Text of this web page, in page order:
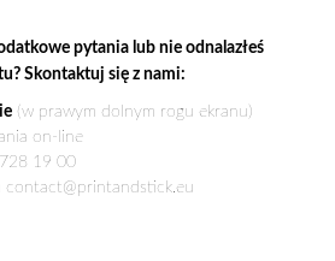
pytania lub nie odnalazłeś
Skontaktuj się z nami:
(w prawym dolnym rogu ekranu)
on-line
19 00
contact@printandstick.eu